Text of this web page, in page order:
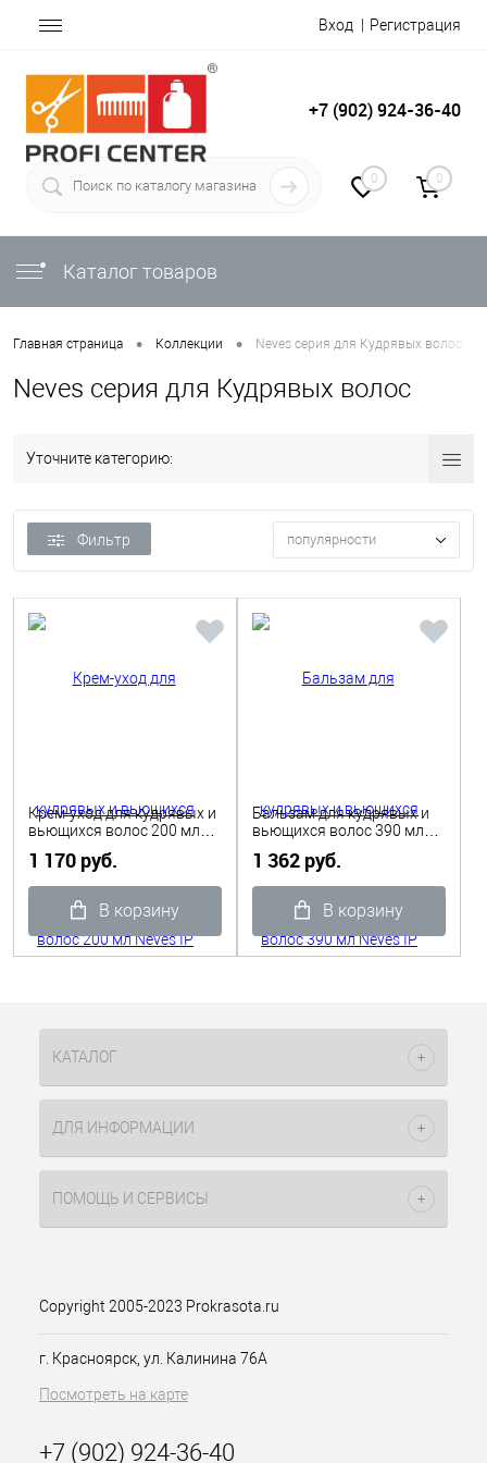
Вход Регистрация
+7 (902) 924-36-40
0 0
Каталог товаров
Главная страница • Коллекции • Neves серия для Кудрявых волос
Neves серия для Кудрявых волос
Уточните категорию:
Фильтр популярности
Крем-уход для кудрявых и
вьющихся волос 200 мл
1 170 руб.
В корзину
Бальзам для кудрявых и
вьющихся волос 390 мл
1 362 руб.
В корзину
КАТАЛОГ
ДЛЯ ИНФОРМАЦИИ
ПОМОЩЬ И СЕРВИСЫ
Copyright 2005-2023 Prokrasota.ru
г. Красноярск, ул. Калинина 76А
Посмотреть на карте
+7 (902) 924-36-40